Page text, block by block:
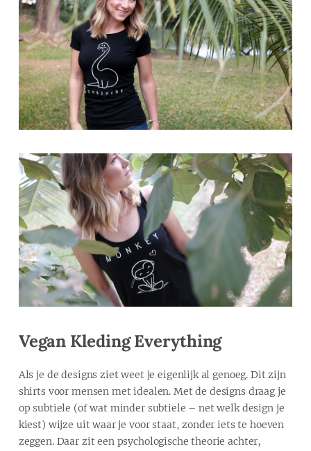
Vegan Kleding Everything
Als je de designs ziet weet je eigenlijk al genoeg. Dit zijn
shirts voor mensen met idealen. Met de designs draag je
op subtiele (of wat minder subtiele – net welk design je
kiest) wijze uit waar je voor staat, zonder iets te hoeven
zeggen. Daar zit een psychologische theorie achter,